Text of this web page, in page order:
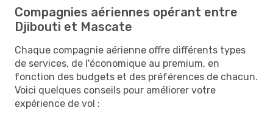
Compagnies aériennes opérant entre
Djibouti et Mascate
Chaque compagnie aérienne offre différents types
de services, de l'économique au premium, en
fonction des budgets et des préférences de chacun.
Voici quelques conseils pour améliorer votre
expérience de vol :